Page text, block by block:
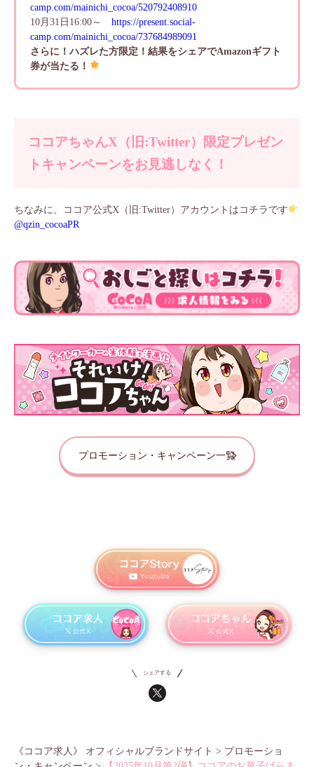
camp.com/mainichi_cocoa/520792408910
10月31日16:00～ https://present.social-
camp.com/mainichi_cocoa/737684989091
さらに！ハズレた方限定！結果をシェアでAmazonギフト
券が当たる！
ココアちゃんX（旧:Twitter）限定プレゼン
トキャンペーンをお見逃しなく！
ちなみに、ココア公式X（旧:Twitter）アカウントはコチラです
@qzin_cocoaPR
プロモーション・キャンペーン一覧
シェアする
《ココア求人》 オフィシャルブランドサイト > プロモーショ